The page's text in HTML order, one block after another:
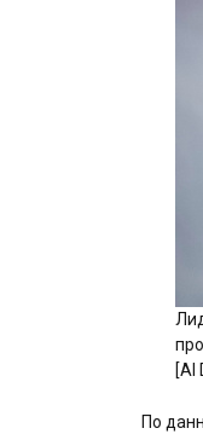
[Al
По